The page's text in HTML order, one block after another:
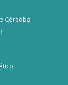
Córdoba